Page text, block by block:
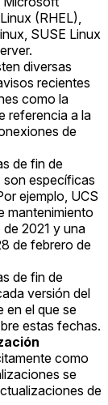
(RHEL),
SUSE Linux
diversas
recientes
como la
referencia a la
de
de fin de
son específicas
ejemplo, UCS
mantenimiento
2021 y una
de febrero de
de fin de
versión del
en el que se
estas fechas.
como
se
de